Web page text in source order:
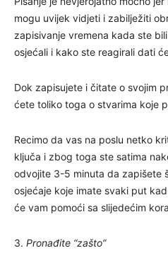
mogu uvijek vidjeti i zabilježiti
zapisivanje vremena kada ste
osjećali i kako ste reagirali dati
Dok zapisujete i čitate o svojim
ćete toliko toga o stvarima koje
Recimo da vas na poslu netko
ključa i zbog toga ste satima
odvojite 3-5 minuta da zapišete
osjećaje koje imate svaki put
će vam pomoći sa slijedećim
3. Pronađite “zašto”